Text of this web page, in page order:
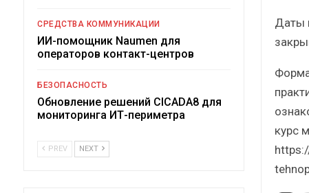
Даты
курс
СРЕДСТВА КОММУНИКАЦИИ
ИИ-помощник Naumen для
операторов контакт-центров
БЕЗОПАСНОСТЬ
Обновление решений CICADA8 для
мониторинга ИТ-периметра
PREV NEXT